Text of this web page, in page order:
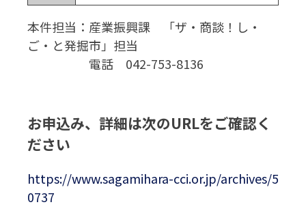
本件担当：産業振興課 「ザ・商談！し・
ご・と発掘市」担当
電話 042-753-8136
お申込み、詳細は次のURLをご確認く
ださい
https://www.sagamihara-cci.or.jp/archives/5
0737